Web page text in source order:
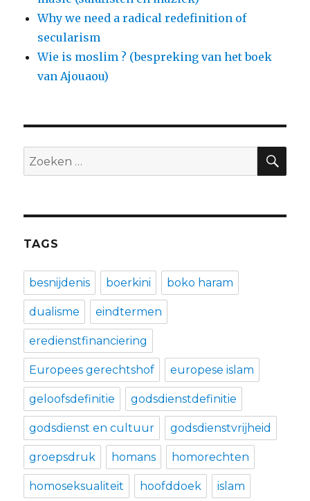
Why we need a radical redefinition of
secularism
Wie is moslim ? (bespreking van het boek
van Ajouaou)
Zoeken
naar:
TAGS
besnijdenis boerkini boko haram
dualisme eindtermen
eredienstfinanciering
Europees gerechtshof europese islam
geloofsdefinitie godsdienstdefinitie
godsdienst en cultuur godsdienstvrijheid
groepsdruk homans homorechten
homoseksualiteit hoofddoek islam